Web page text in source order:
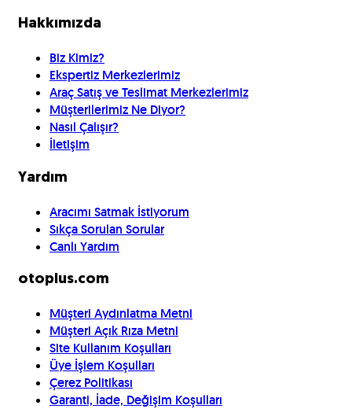
Hakkımızda
Biz Kimiz?
Ekspertiz Merkezlerimiz
Araç Satış ve Teslimat Merkezlerimiz
Müşterilerimiz Ne Diyor?
Nasıl Çalışır?
İletişim
Yardım
Aracımı Satmak İstiyorum
Sıkça Sorulan Sorular
Canlı Yardım
otoplus.com
Müşteri Aydınlatma Metni
Müşteri Açık Rıza Metni
Site Kullanım Koşulları
Üye İşlem Koşulları
Çerez Politikası
Garanti, İade, Değişim Koşulları